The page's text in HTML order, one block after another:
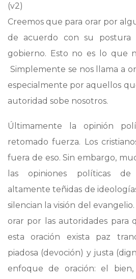
(v2)
Creemos que para orar por
de acuerdo con su
gobierno. Esto no es lo que
Simplemente se nos llama a
especialmente por aquellos
autoridad sobe nosotros.
Últimamente la opinión
retomado fuerza. Los
fuera de eso. Sin embargo,
las opiniones políticas
altamente teñidas de
silencian la visión del evangelio.
orar por las autoridades
esta oración exista paz
piadosa (devoción) y justa
enfoque de oración: el